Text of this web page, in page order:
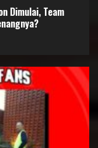
Dimulai, Team